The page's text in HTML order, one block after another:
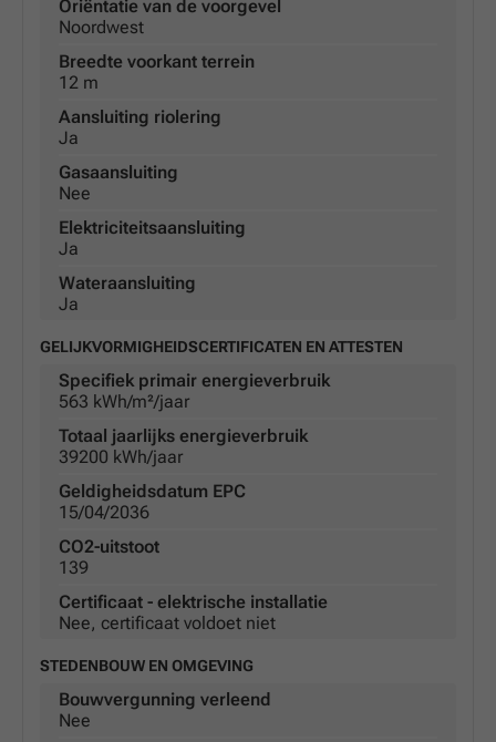
Oriëntatie van de voorgevel
Noordwest
Breedte voorkant terrein
12 m
Aansluiting riolering
Ja
Gasaansluiting
Nee
Elektriciteitsaansluiting
Ja
Wateraansluiting
Ja
GELIJKVORMIGHEIDSCERTIFICATEN EN ATTESTEN
Specifiek primair energieverbruik
563 kWh/m²/jaar
Totaal jaarlijks energieverbruik
39200 kWh/jaar
Geldigheidsdatum EPC
15/04/2036
CO2-uitstoot
139
Certificaat - elektrische installatie
Nee, certificaat voldoet niet
STEDENBOUW EN OMGEVING
Bouwvergunning verleend
Nee